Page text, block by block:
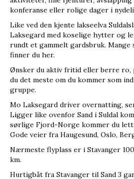
konferanse eller rolige dager i
Like ved den kjente lakseelva
Laksegard med koselige hytter og
rundt et gammelt gardsbruk.
finner du her.
Ønsker du aktiv fritid eller berre ro,
du det meste om du kommer som
gruppe.
Mo Laksegard driver overnatting,
Ligger like ovenfor Sand i Suldal
sørlige Fjord-Norge kommer du
Gode veier fra Haugesund, Oslo,
Nærmeste flyplass er i Stavanger
km.
Hurtigbåt fra Stavanger til Sand 3